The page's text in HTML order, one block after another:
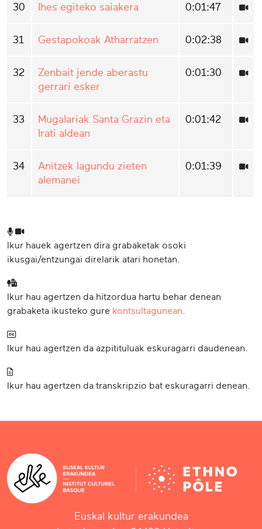
30 Ihes egiteko saiakera 0:01:47
31 Gestapokoak Atharratzen 0:02:38
32
Zenbait jende aberastu
gerrari esker
0:01:30
33
Mugalariak Santa Grazin eta
Irati aldean
0:01:42
34
Anitzek lagundu zieten
alemanei
0:01:39
Ikur hauek agertzen dira grabaketak osoki
ikusgai/entzungai direlarik atari honetan.
Ikur hau agertzen da hitzordua hartu behar denean
grabaketa ikusteko gure kontsultagunean
Ikur hau agertzen da azpitituluak eskuragarri daudenean.
Ikur hau agertzen da transkripzio bat eskuragarri denean.
Euskal kultur erakundea